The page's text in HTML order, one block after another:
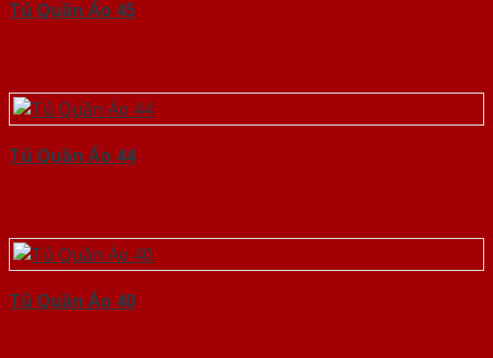
Tủ Quần Áo 45
Tủ Quần Áo 44
Tủ Quần Áo 40